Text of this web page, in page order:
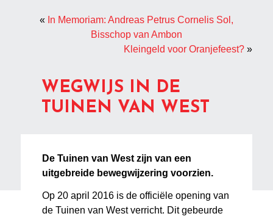
« In Memoriam: Andreas Petrus Cornelis Sol,
Bisschop van Ambon
Kleingeld voor Oranjefeest?»
WEGWIJS IN DE
TUINEN VAN WEST
De Tuinen van West zijn van een
uitgebreide bewegwijzering voorzien.
Op 20 april 2016 is de officiële opening van
de Tuinen van West verricht. Dit gebeurde